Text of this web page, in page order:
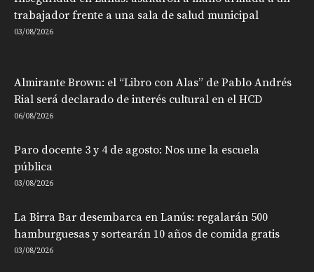
trabajador frente a una sala de salud municipal
03/08/2026
Almirante Brown: el “Libro con Alas” de Pablo Andrés
Rial será declarado de interés cultural en el HCD
06/08/2026
Paro docente 3 y 4 de agosto: Nos une la escuela
pública
03/08/2026
La Birra Bar desembarca en Lanús: regalarán 500
hamburguesas y sortearán 10 años de comida gratis
03/08/2026